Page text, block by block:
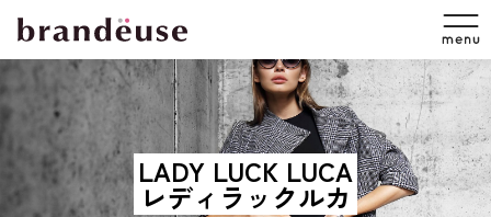
LADY LUCK LUCA
レディラックルカ